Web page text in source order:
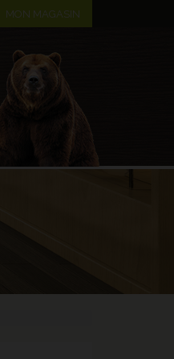
MON MAGASIN